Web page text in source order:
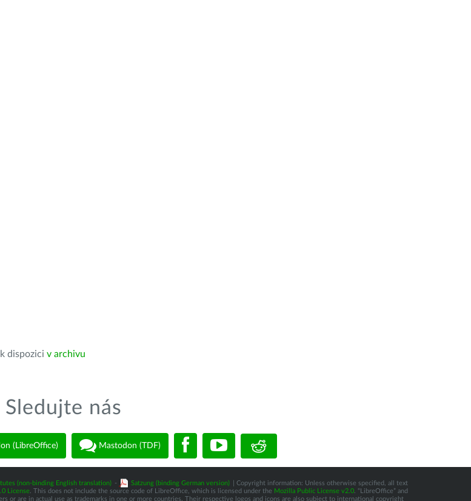
dispozici v archivu
Sledujte nás
(LibreOffice) Mastodon (TDF)
(non-binding English translation) - Satzung (binding German version)
| Copyright information: Unless otherwise specified, all text
License. This does not include the source code of LibreOffice, which is licensed under the Mozilla Public License v2.0. “LibreOffice” and
or are in actual use as trademarks in one or more countries. Their respective logos and icons are also subject to international copyright